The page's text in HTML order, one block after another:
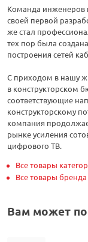
Команда инженеров
своей первой
же стал
тех пор была
построения сетей
С приходом в нашу
в конструкторском
соответствующие
конструкторскому
компания
рынке усиления
цифрового ТВ.
Все товары
Все товары бренда
Вам может